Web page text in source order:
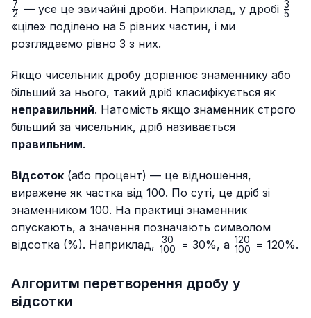
{5}{12}
2
7 — усе це звичайні дроби. Наприклад, у дробі 5
3
«ціле» поділено на 5 рівних частин, і ми
розглядаємо рівно 3 з них.
Якщо чисельник дробу дорівнює знаменнику або
більший за нього, такий дріб класифікується як
неправильний. Натомість якщо знаменник строго
більший за чисельник, дріб називається
правильним.
Відсоток (або процент) — це відношення,
виражене як частка від 100. По суті, це дріб зі
знаменником 100. На практиці знаменник
опускають, а значення позначають символом
відсотка (%). Наприклад, \frac{30}
100
30 = 30%, а \frac{120}
100
120 = 120%.
Алгоритм перетворення дробу у
відсотки